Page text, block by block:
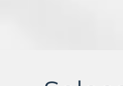
Murbalands